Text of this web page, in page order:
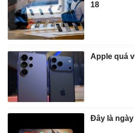
18
Apple quá
Đây là ngày